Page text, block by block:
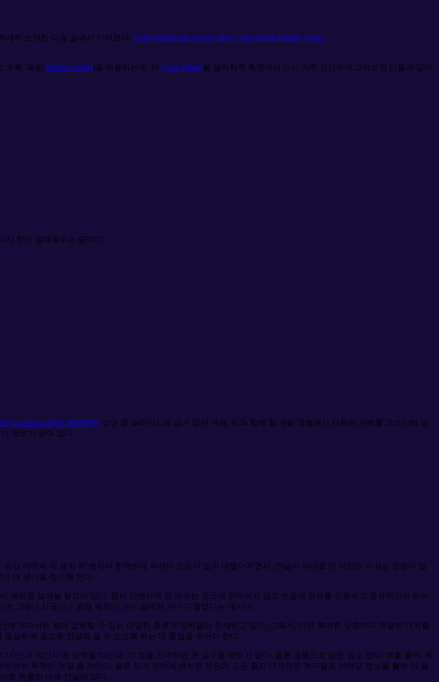
세히 소개한 다음 글에서 가져왔다: Color Wheels are wrong? How color vision actually works
, 초록, 파랑(additive colors)을 떠올리는데, 이 Color Wheel을 생리학적 측면에서 다시 아주 간단하게 그려보면 다음과 같이
시 한번 일깨워주는 글이다.
Conference에서 발표했던 강연 중 슬라이드에 담겨 있던 내용. 이와 함께 웹 개발 경험에서 터득한 지혜를 고스란히 담
정보가 모여 있다.
간 머릿속 이 생각 저 생각이 한꺼번에 뒤섞이고 순서 없이 내뱉어지면서, 전달이 제대로 안 되었던 아쉬운 경험이 있
내 생각을 정리해 본다.
패턴을 살펴볼 필요가 있다. 웹이 탄생하게 된 이유는 장소에 얽매이지 않고 손쉽게 정보를 소통하고 공유하고자 하는
그때나 지금이나 원래 목적이 이미 실패한 거나 다름없다는 얘기다.
어디서든 웹에 접속할 수 있는 다양한 종류의 장비들이 존재하고 있다. 그래서, 이런 특이한 상황마다 적절한 대처를
실하게 골고루 전달해 줄 수 있도록 하는 데 중점을 두어야 한다.
자인과 약간 다른 성격을 띠는데, 이 점을 간과하면 큰 실수를 범하기 쉽다. 물론 공통으로 닮은 점도 있다. 예를 들어, 독
려는 목적이 제일 클 것이다. 물론 읽기 편하게 배치된 문단과 고운 활자 디자인은 독자들로 하여금 정보를 훨씬 더 쉽
로 원활한 내용 전달에 있다.